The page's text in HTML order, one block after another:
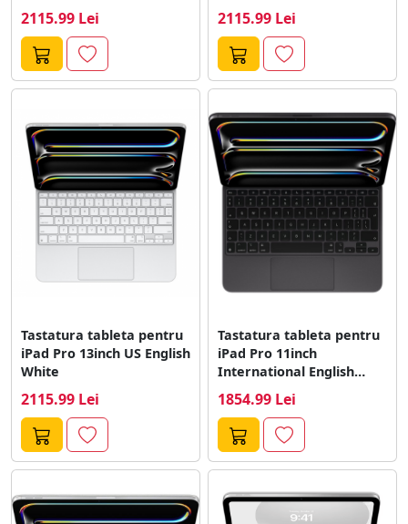
2115.99 Lei 2115.99 Lei
Tastatura tableta pentru
iPad Pro 13inch US English
White
2115.99 Lei
Tastatura tableta pentru
iPad Pro 11inch
International English
1854.99 Lei